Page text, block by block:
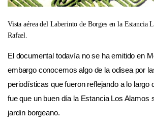
Vista aérea del Laberinto de Borges en la Estancia
Rafael.
El documental todavía no se ha emitido en
embargo conocemos algo de la odisea por
periodísticas que fueron reflejando a lo largo
fue que un buen día la Estancia Los Alamos
jardín borgeano.